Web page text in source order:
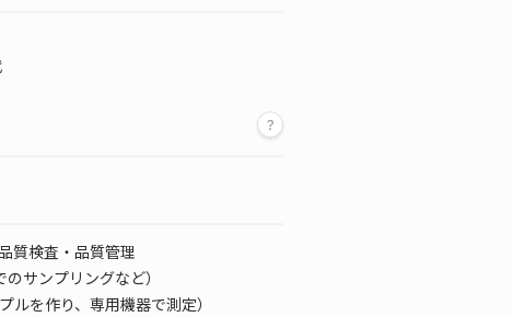
質検査・品質管理
サンプリングなど）
を作り、専用機器で測定）